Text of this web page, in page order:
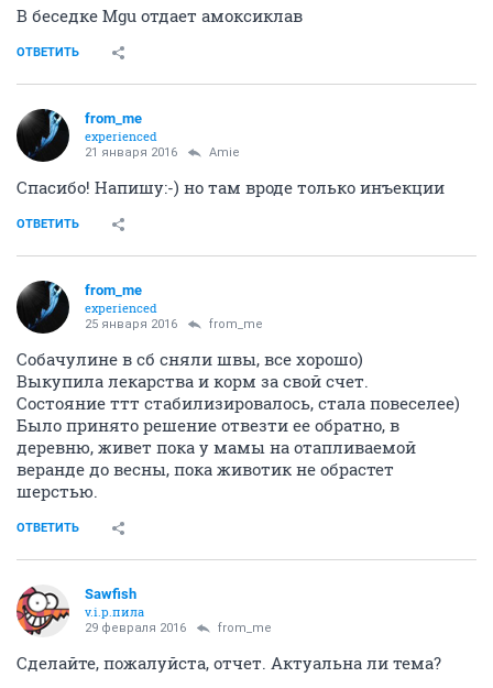
В беседке Mgu отдает амоксиклав
ОТВЕТИТЬ
from_me
experienced
21 января 2016 Amie
Спасибо! Напишу:-) но там вроде только инъекции
ОТВЕТИТЬ
from_me
experienced
25 января 2016 from_me
Собачулине в сб сняли швы, все хорошо)
Выкупила лекарства и корм за свой счет.
Состояние ттт стабилизировалось, стала повеселее)
Было принято решение отвезти ее обратно, в
деревню, живет пока у мамы на отапливаемой
веранде до весны, пока животик не обрастет
шерстью.
ОТВЕТИТЬ
Sawfish
v.i.p.пила
29 февраля 2016 from_me
Сделайте, пожалуйста, отчет. Актуальна ли тема?